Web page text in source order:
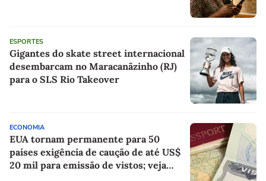
ESPORTES
Gigantes do skate street internacional
desembarcam no Maracanãzinho (RJ)
para o SLS Rio Takeover
ECONOMIA
EUA tornam permanente para 50
países exigência de caução de até US$
20 mil para emissão de vistos; veja